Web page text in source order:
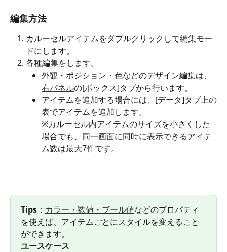
編集方法
カルーセルアイテムをダブルクリックして編集モー
ドにします。
各種編集をします。
外観・ポジション・色などのデザイン編集は、
右パネルの[ボックス]タブから行います。
アイテムを追加する場合には、[データ]タブ上の
表でアイテムを追加します。
※カルーセル内アイテムのサイズを小さくした
場合でも、同一画面に同時に表示できるアイテ
ム数は最大7件です。
Tips ： カラー・ 数値・ ブール値などのプロパティ
を使えば、アイテムごとにスタイルを変えること
ができます。
ユースケース